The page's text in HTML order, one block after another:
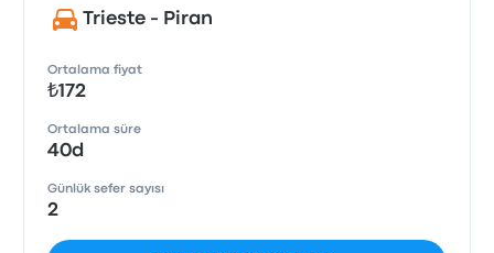
Trieste - Piran
Ortalama fiyat
₺172
Ortalama süre
40d
Günlük sefer sayısı
2